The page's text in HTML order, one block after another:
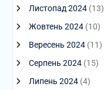
Листопад 2024(13)
Жовтень 2024(10)
Вересень 2024(11)
Серпень 2024(15)
Липень 2024(4)